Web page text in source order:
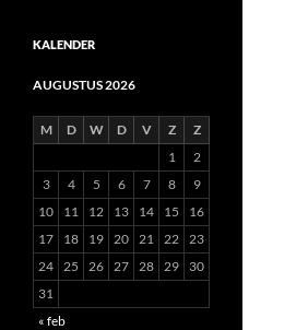
KALENDER
AUGUSTUS 2026
M D W D V Z
Z
1
2
3
4 5 6 7 8
9
10
11 12 13 14 15
16
17
18 19 20 21 22
23
24
25 26 27 28 29
30
31
« feb